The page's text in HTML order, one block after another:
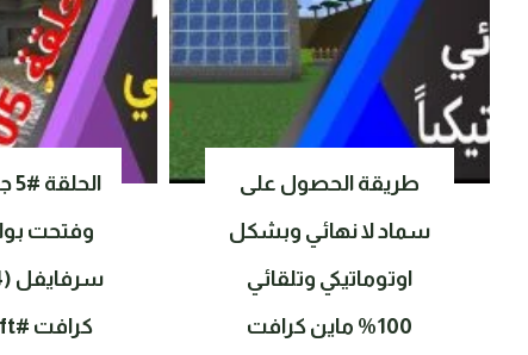
طريقة الحصول على
سماد لا نهائي وبشكل
اوتوماتيكي وتلقائي
100% ماين كرافت
وفتحت
كرافت #SmartCraft